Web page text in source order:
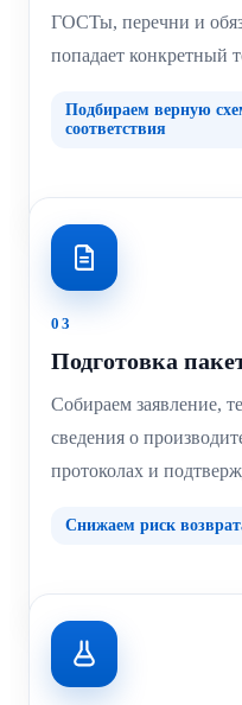
ГОСТы, перечни и
попадает конкретный
Подбираем верную
соответствия
03
Подготовка
Собираем заявление,
сведения о
протоколах и
Снижаем риск